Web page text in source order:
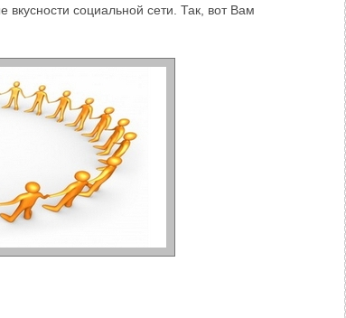
вкусности социальной сети. Так, вот Вам